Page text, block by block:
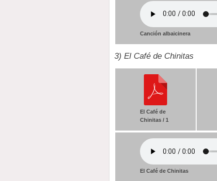
Canción albaicinera
3) El Café de Chinitas
El Café de
Chinitas / 1
El Café de Chinitas